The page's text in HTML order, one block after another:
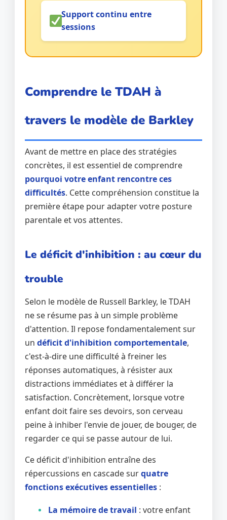
Support continu entre
sessions
Comprendre le TDAH à
travers le modèle de Barkley
Avant de mettre en place des stratégies
concrètes, il est essentiel de comprendre
pourquoi votre enfant rencontre ces
difficultés. Cette compréhension constitue la
première étape pour adapter votre posture
parentale et vos attentes.
Le déficit d'inhibition : au cœur du
trouble
Selon le modèle de Russell Barkley, le TDAH
ne se résume pas à un simple problème
d'attention. Il repose fondamentalement sur
undéficit d'inhibition comportementale,
c'est-à-dire une difficulté à freiner les
réponses automatiques, à résister aux
distractions immédiates et à différer la
satisfaction. Concrètement, lorsque votre
enfant doit faire ses devoirs, son cerveau
peine à inhiber l'envie de jouer, de bouger, de
regarder ce qui se passe autour de lui.
Ce déficit d'inhibition entraîne des
répercussions en cascade surquatre
fonctions exécutives essentielles :
La mémoire de travail : votre enfant